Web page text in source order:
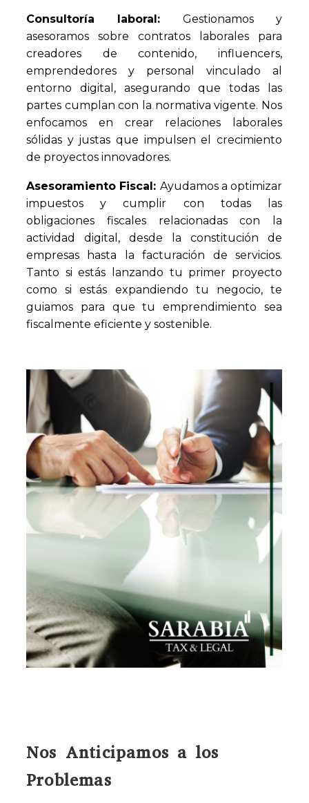
Consultoría laboral: Gestionamos y
asesoramos sobre contratos laborales para
creadores de contenido, influencers,
emprendedores y personal vinculado al
entorno digital, asegurando que todas las
partes cumplan con la normativa vigente. Nos
enfocamos en crear relaciones laborales
sólidas y justas que impulsen el crecimiento
de proyectos innovadores.
Asesoramiento Fiscal: Ayudamos a optimizar
impuestos y cumplir con todas las
obligaciones fiscales relacionadas con la
actividad digital, desde la constitución de
empresas hasta la facturación de servicios.
Tanto si estás lanzando tu primer proyecto
como si estás expandiendo tu negocio, te
guiamos para que tu emprendimiento sea
fiscalmente eficiente y sostenible.
Nos Anticipamos a los
Problemas